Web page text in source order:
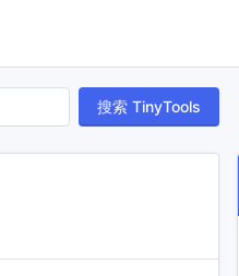
搜索 TinyTools